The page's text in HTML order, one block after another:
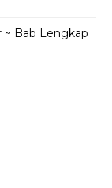
~ Bab Lengkap